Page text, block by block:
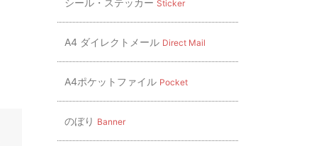
シール・ステッカー Sticker
A4 ダイレクトメール Direct Mail
A4ポケットファイル Pocket
のぼり Banner